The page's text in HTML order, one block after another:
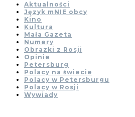
Aktualności
Język mNIE obcy
Kino
Kultura
Mała Gazeta
Numery
Obrazki z Rosji
Opinie
Petersburg
Polacy na świecie
Polacy w Petersburgu
Polacy w Rosji
Wywiady